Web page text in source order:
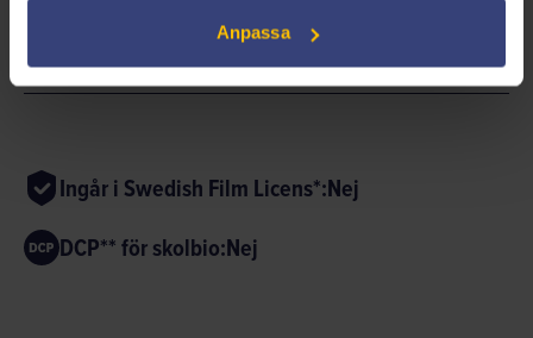
Anpassa
Ingår i Swedish Film Licens*:Nej
DCP** för skolbio:Nej